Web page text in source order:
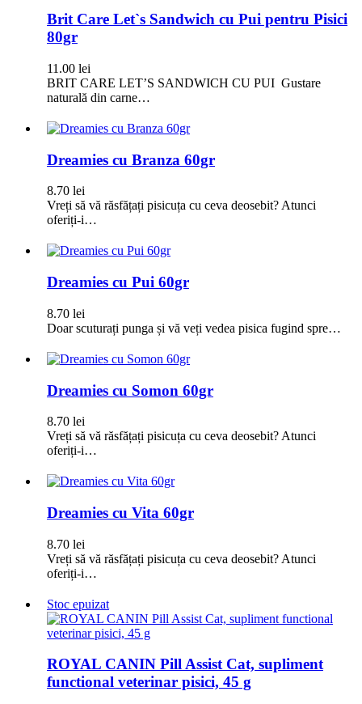
Brit Care Let`s Sandwich cu Pui pentru Pisici
80gr
11.00 lei
BRIT CARE LET’S SANDWICH CU PUI Gustare
naturală din carne…
Dreamies cu Branza 60gr
8.70 lei
Vreți să vă răsfățați pisicuța cu ceva deosebit? Atunci
oferiți-i…
Dreamies cu Pui 60gr
8.70 lei
Doar scuturați punga și vă veți vedea pisica fugind spre…
Dreamies cu Somon 60gr
8.70 lei
Vreți să vă răsfățați pisicuța cu ceva deosebit? Atunci
oferiți-i…
Dreamies cu Vita 60gr
8.70 lei
Vreți să vă răsfățați pisicuța cu ceva deosebit? Atunci
oferiți-i…
Stoc epuizat
ROYAL CANIN Pill Assist Cat, supliment
functional veterinar pisici, 45 g